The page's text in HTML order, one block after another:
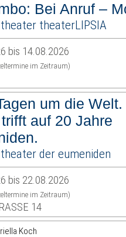
Bei Anruf –
theaterLIPSIA
bis 14.08.2026
im Zeitraum)
um die
auf 20 Jahre
der eumeniden
bis 22.08.2026
im Zeitraum)
14